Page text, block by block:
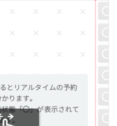
とリアルタイムの予約
ります。
態「◯」が表示されて
す。